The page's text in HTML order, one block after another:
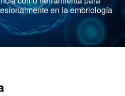
en la embriología